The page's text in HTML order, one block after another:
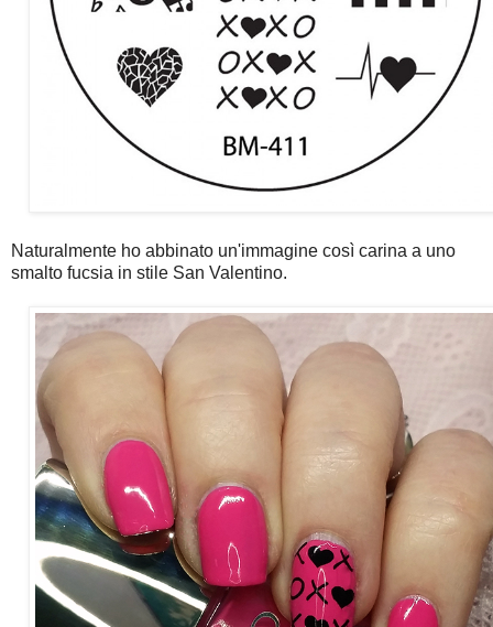
Naturalmente ho abbinato un'immagine così carina a uno
smalto fucsia in stile San Valentino.